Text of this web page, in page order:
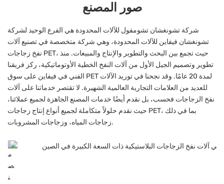
صور المصنع
شركة تشونغشان تشومفول للآلات المحدودة هي الفرع الوحيد لشركة
تشونغشان فيفاين للآلات المحدودة، وهي شركة متخصصة في تصنيع آلات
نفخ زجاجات PET، حيث تجمع بين البحث والتطوير والإنتاج والمبيعات. منذ
تطوير وتصميم الجيل الأول من آلات النفخ الخطية الأوتوماتيكية، ركز فريقنا
الفني في فيفاين على سوق PET لمدة 20 عامًا. وقد نجحنا في توريد الآلات
للعديد من العلامات التجارية العالمية الشهيرة. لا تقتصر خدماتنا على آلات
نفخ الزجاجات فحسب، بل نقدم أيضًا خدمات المصنع الجاهزة لجميع عملائنا،
حيث نقدم حلولاً متكاملة لجميع أنواع إنتاج زجاجات PET، بما في ذلك
زجاجات المياه، وزجاجات المشروبات.